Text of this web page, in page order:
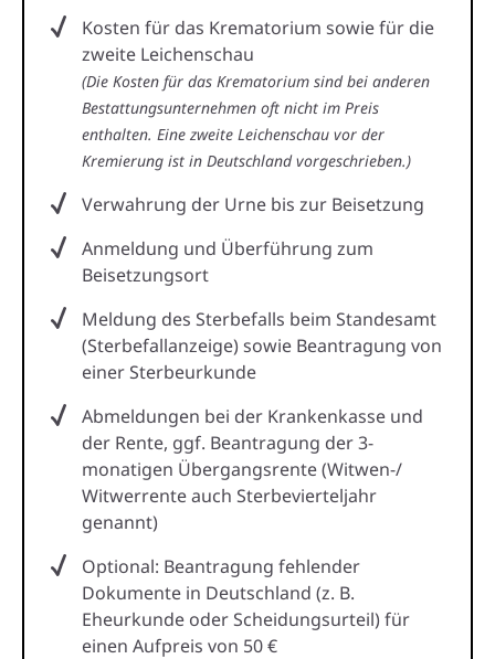
Kosten für das Krematorium sowie für die
zweite Leichenschau
(Die Kosten für das Krematorium sind bei anderen
Bestattungsunternehmen oft nicht im Preis
enthalten. Eine zweite Leichenschau vor der
Kremierung ist in Deutschland vorgeschrieben.)
Verwahrung der Urne bis zur Beisetzung
Anmeldung und Überführung zum
Beisetzungsort
Meldung des Sterbefalls beim Standesamt
(Sterbefallanzeige) sowie Beantragung von
einer Sterbeurkunde
Abmeldungen bei der Krankenkasse und
der Rente, ggf. Beantragung der 3-
monatigen Übergangsrente (Witwen-/
Witwerrente auch Sterbevierteljahr
genannt)
Optional: Beantragung fehlender
Dokumente in Deutschland (z. B.
Eheurkunde oder Scheidungsurteil) für
einen Aufpreis von 50 €